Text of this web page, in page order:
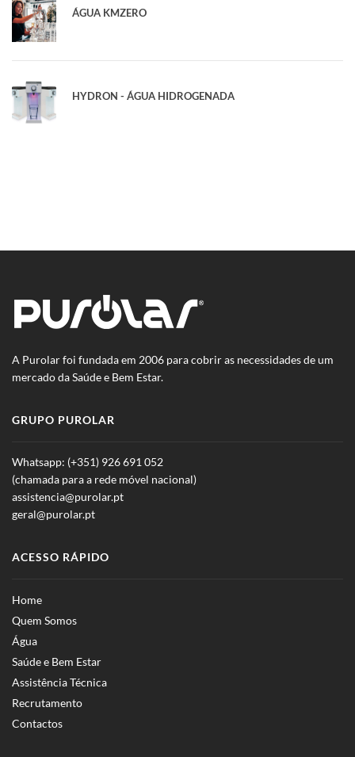
ÁGUA KMZERO
HYDRON - ÁGUA HIDROGENADA
A Purolar foi fundada em 2006 para cobrir as necessidades de um
mercado da Saúde e Bem Estar.
GRUPO PUROLAR
Whatsapp: (+351) 926 691 052
(chamada para a rede móvel nacional)
assistencia@purolar.pt
geral@purolar.pt
ACESSO RÁPIDO
Home
Quem Somos
Água
Saúde e Bem Estar
Assistência Técnica
Recrutamento
Contactos